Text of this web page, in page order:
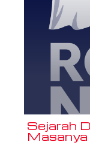
Sejarah
Masanya